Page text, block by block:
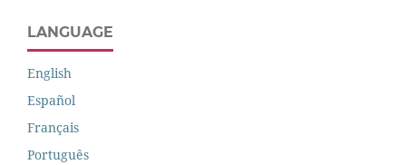
LANGUAGE
English
Español
Français
Português